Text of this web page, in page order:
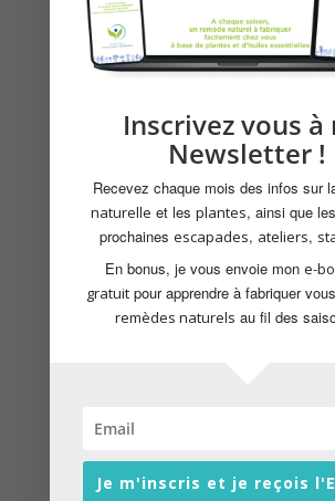
médicinales
Inscrivez vous à
Newsletter !
Recevez chaque mois des infos sur
naturelle et lesplantes, ainsi que
prochainesescapades, ateliers,
En bonus, je vous envoie mon e-
gratuit pour apprendre à fabriquer
remèdes naturels au fil des
Je m'inscris et je reçois